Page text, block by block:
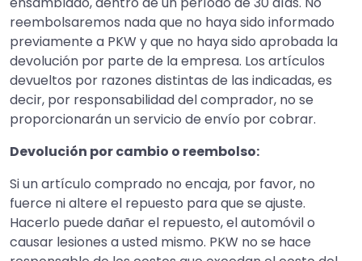
reembolsaremos nada que no haya sido informado
previamente a PKW y que no haya sido aprobada la
devolución por parte de la empresa. Los artículos
devueltos por razones distintas de las indicadas, es
decir, por responsabilidad del comprador, no se
proporcionarán un servicio de envío por cobrar.
Devolución por cambio o reembolso:
Si un artículo comprado no encaja, por favor, no
fuerce ni altere el repuesto para que se ajuste.
Hacerlo puede dañar el repuesto, el automóvil o
causar lesiones a usted mismo. PKW no se hace